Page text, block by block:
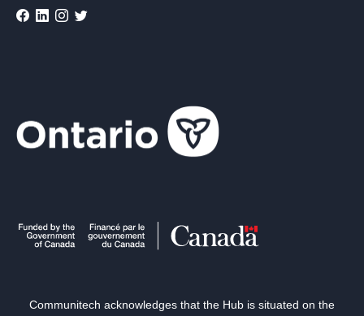
Communitech acknowledges that the Hub is situated on the